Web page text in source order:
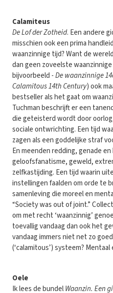
Calamiteus
De Lof der Zotheid. Een andere
misschien ook een prima
waanzinnige tijd? Want de
dan geen zoveelste
bijvoorbeeld -De waanzinnige
Calamitous 14th Century) ook
bestseller als het gaat om
Tuchman beschrijft er een
die geteisterd wordt door
sociale ontwrichting. Een tijd
zagen als een goddelijke straf
En meenden redding, genade
geloofsfanatisme, geweld,
zelfkastijding. Een tijd waarin
instellingen faalden om orde te
samenleving die moreel en
“Society was out of joint.”
om met recht ‘waanzinnig’
toevallig vandaag dan ook het
vandaag immers niet net zo
(‘calamitous’) systeem?
Oele
Ik lees de bundelWaanzin. Een